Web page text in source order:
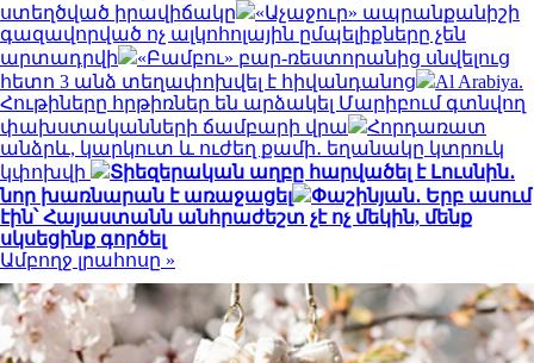
ստեղծված իրավիճակը
«Աչաջուր» ապրանքանիշի
գազավորված ոչ ալկոհոլային ըմպելիքները չեն
արտադրվի
«Բամբու» բար-ռեստորանից սնվելուց
հետո 3 անձ տեղափոխվել է հիվանդանոց
Al Arabiya.
Հութիները հրթիռներ են արձակել Մարիբում գտնվող
փախստականների ճամբարի վրա
Հորդառատ
անձրև, կարկուտ և ուժեղ քամի․ եղանակը կտրուկ
կփոխվի
Տիեզերական աղբը հարվածել է Լուսնին․
նոր խառնարան է առաջացել
Փաշինյան․ Երբ ասում
էին՝ Հայաստանն անհրաժեշտ չէ ոչ մեկին, մենք
սկսեցինք գործել
Ամբողջ լրահոսը »